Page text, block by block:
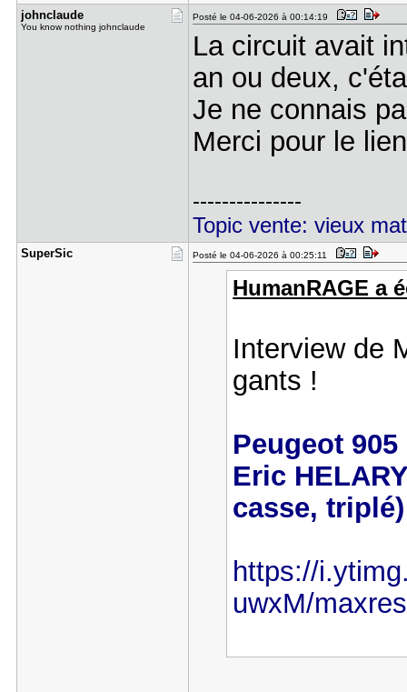
johnclaude
You know nothing johnclaude
Posté le 04-06-2026 à 00:14:19
La circuit avait
an ou deux,
Je ne connais
Merci pour le lien
---------------
Topic vente: vieux
SuperSic Posté le 04-06-2026 à 00:25:11
HumanRAGE a
Interview de
gants !
Peugeot
Eric
casse, triplé)
https://
uwxM/